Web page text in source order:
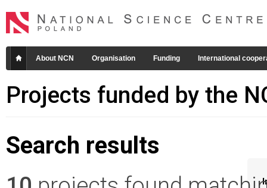
About NCN Organisation Funding International
Projects funded by the
Search results